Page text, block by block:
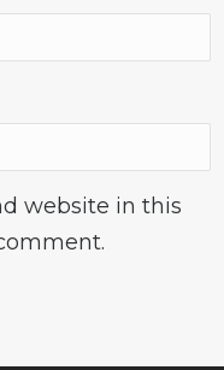
website in this